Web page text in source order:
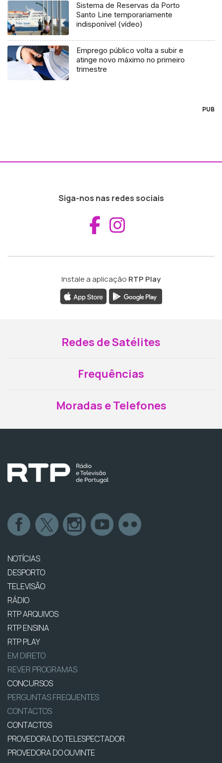
Sistema de Reservas da Porto
Santo Line temporariamente
indisponível (vídeo)
Emprego público volta a subir e
atinge novo máximo no primeiro
trimestre
PUB
Siga-nos nas redes sociais
Aceder ao
Instale a aplicação RTP Play
Redes de Satélites
Frequências
Moradas e Telefones
NOTÍCIAS
DESPORTO
TELEVISÃO
RÁDIO
RTP ARQUIVOS
RTP ENSINA
RTP PLAY
EM DIRETO
REVER PROGRAMAS
CONCURSOS
PERGUNTAS FREQUENTES
CONTACTOS
CONTACTOS
PROVEDORA DO TELESPECTADOR
PROVEDORA DO OUVINTE